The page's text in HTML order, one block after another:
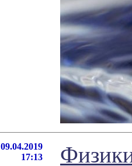
09.04.2019
17:13